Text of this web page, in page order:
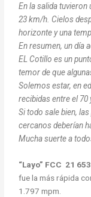
En la salida tuvieron
23 km/h. Cielos
horizonte y una
En resumen, un día
EL Cotillo es un
temor de que
Solemos estar, en
recibidas entre el 70
Si todo sale bien,
cercanos deberían
Mucha suerte a
“Layo” FCC 21
fue la más rápida
1.797 mpm.